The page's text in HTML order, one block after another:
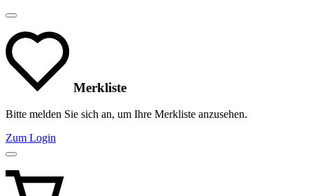
Merkliste
Bitte melden Sie sich an, um Ihre Merkliste anzusehen.
Zum Login